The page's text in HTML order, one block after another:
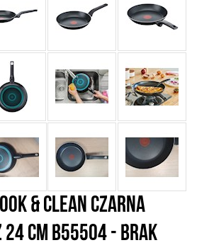
& CLEAN CZARNA
24 CM B55504 - BRAK